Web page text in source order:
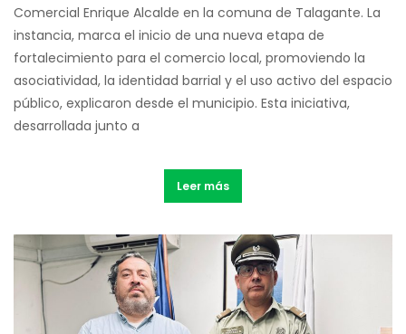
Comercial Enrique Alcalde en la comuna de Talagante. La
instancia, marca el inicio de una nueva etapa de
fortalecimiento para el comercio local, promoviendo la
asociatividad, la identidad barrial y el uso activo del espacio
público, explicaron desde el municipio. Esta iniciativa,
desarrollada junto a
Leer más